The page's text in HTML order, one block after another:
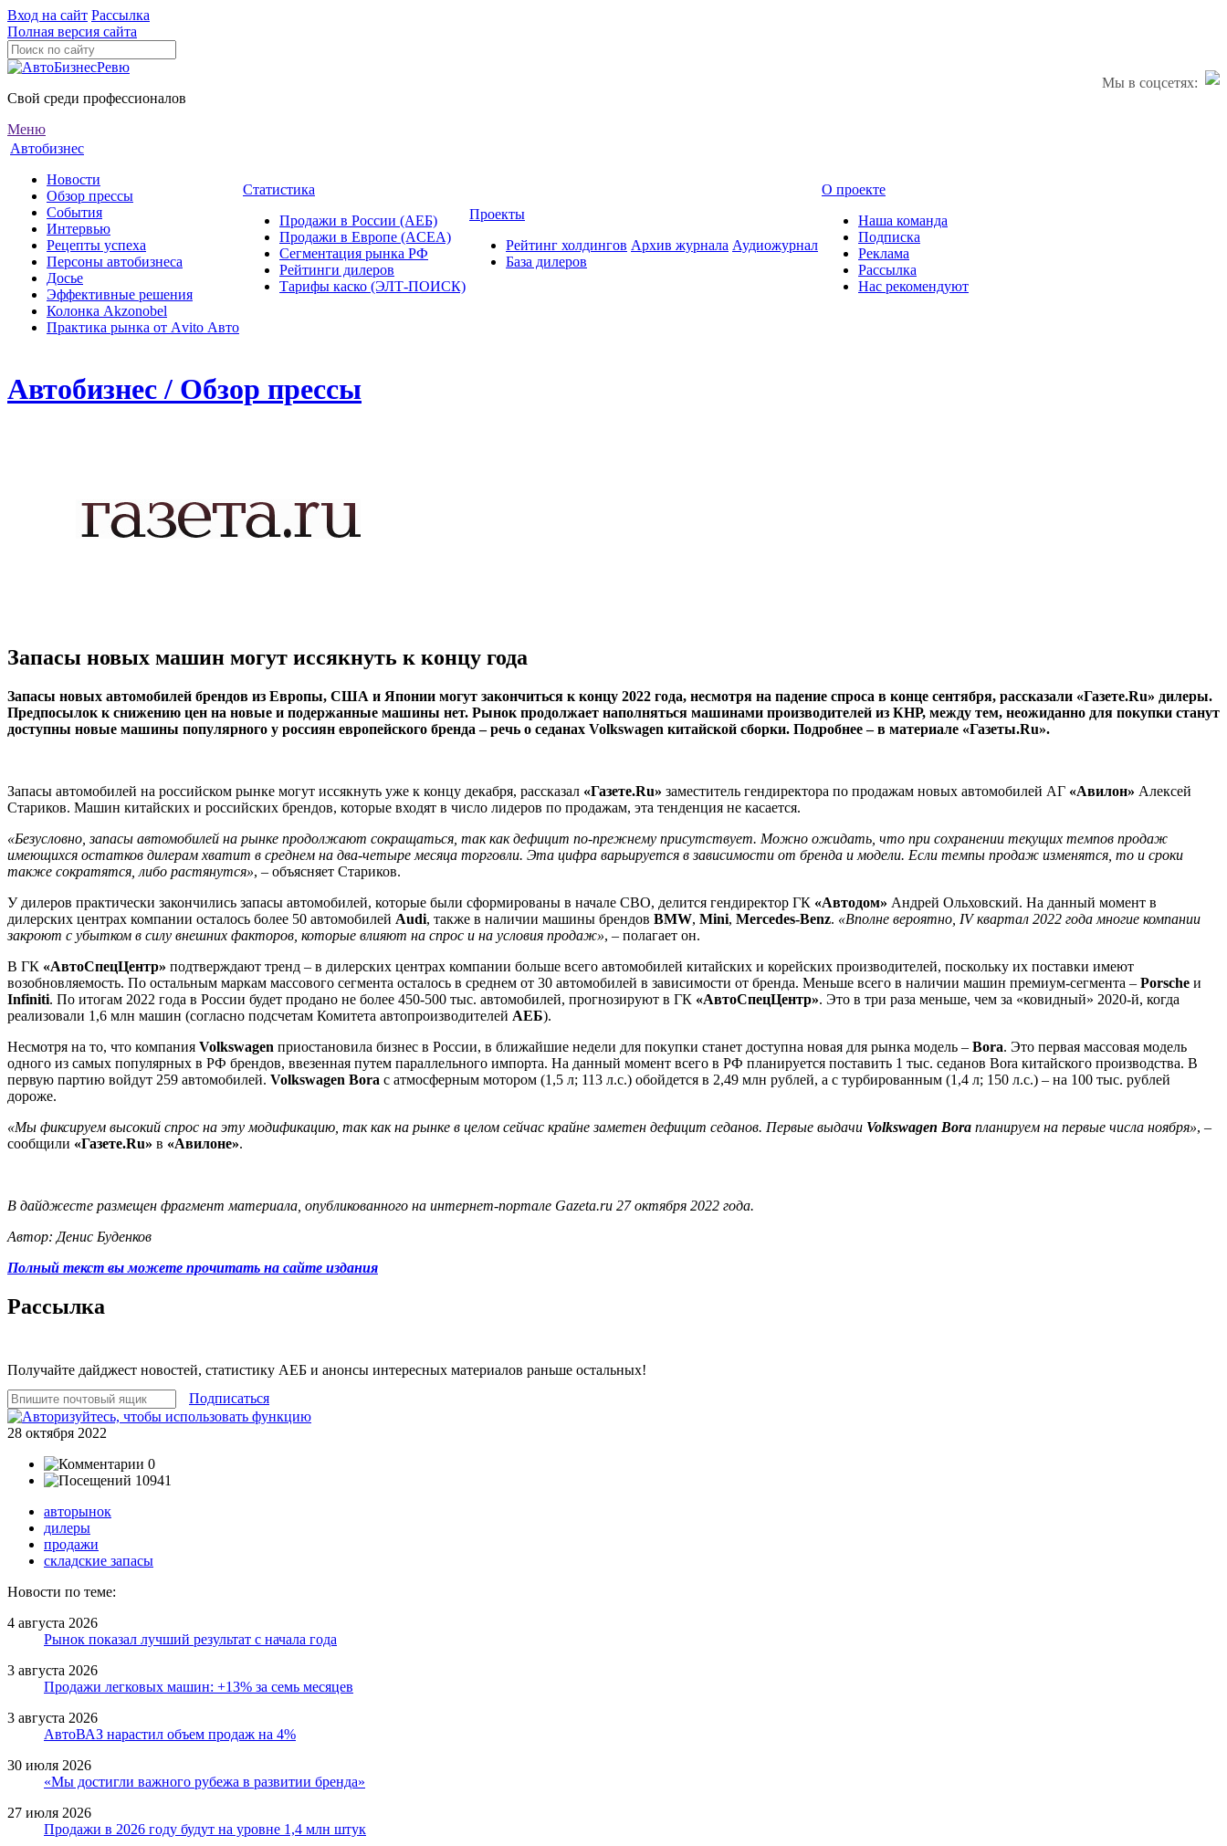
Вход на сайт Рассылка
Полная версия сайта
Мы в соцсетях:
Свой среди профессионалов
Меню
Автобизнес
Новости
Обзор прессы
События
Интервью
Рецепты успеха
Персоны автобизнеса
Досье
Эффективные решения
Колонка Akzonobel
Практика рынка от Аvito Авто
Статистика
Продажи в России (АЕБ)
Продажи в Европе (ACEA)
Сегментация рынка РФ
Рейтинги дилеров
Тарифы каско (ЭЛТ-ПОИСК)
Проекты
Рейтинг холдингов
База дилеров
Архив журнала Аудиожурнал
О проекте
Наша команда
Подписка
Реклама
Рассылка
Нас рекомендуют
Автобизнес / Обзор прессы
Запасы новых машин могут иссякнуть к концу года
Запасы новых автомобилей брендов из Европы, США и Японии могут закончиться к концу 2022 года, несмотря на падение спроса в конце сентября, рассказали «Газете.Ru» дилеры.
Предпосылок к снижению цен на новые и подержанные машины нет. Рынок продолжает наполняться машинами производителей из КНР, между тем, неожиданно для покупки станут
доступны новые машины популярного у россиян европейского бренда – речь о седанах Volkswagen китайской сборки. Подробнее – в материале «Газеты.Ru».
Запасы автомобилей на российском рынке могут иссякнуть уже к концу декабря, рассказал «Газете.Ru» заместитель гендиректора по продажам новых автомобилей АГ «Авилон» Алексей
Стариков. Машин китайских и российских брендов, которые входят в число лидеров по продажам, эта тенденция не касается.
«Безусловно, запасы автомобилей на рынке продолжают сокращаться, так как дефицит по-прежнему присутствует. Можно ожидать, что при сохранении текущих темпов продаж
имеющихся остатков дилерам хватит в среднем на два-четыре месяца торговли. Эта цифра варьируется в зависимости от бренда и модели. Если темпы продаж изменятся, то и сроки
также сократятся, либо растянутся», – объясняет Стариков.
У дилеров практически закончились запасы автомобилей, которые были сформированы в начале СВО, делится гендиректор ГК «Автодом» Андрей Ольховский. На данный момент в
дилерских центрах компании осталось более 50 автомобилей Audi, также в наличии машины брендов BMW, Mini, Mercedes-Benz. «Вполне вероятно, IV квартал 2022 года многие компании
закроют с убытком в силу внешних факторов, которые влияют на спрос и на условия продаж», – полагает он.
В ГК «АвтоСпецЦентр» подтверждают тренд – в дилерских центрах компании больше всего автомобилей китайских и корейских производителей, поскольку их поставки имеют
возобновляемость. По остальным маркам массового сегмента осталось в среднем от 30 автомобилей в зависимости от бренда. Меньше всего в наличии машин премиум-сегмента – Porsche и
Infiniti. По итогам 2022 года в России будет продано не более 450-500 тыс. автомобилей, прогнозируют в ГК «АвтоСпецЦентр». Это в три раза меньше, чем за «ковидный» 2020-й, когда
реализовали 1,6 млн машин (согласно подсчетам Комитета автопроизводителей АЕБ).
Несмотря на то, что компания Volkswagen приостановила бизнес в России, в ближайшие недели для покупки станет доступна новая для рынка модель – Bora. Это первая массовая модель
одного из самых популярных в РФ брендов, ввезенная путем параллельного импорта. На данный момент всего в РФ планируется поставить 1 тыс. седанов Bora китайского производства. В
первую партию войдут 259 автомобилей. Volkswagen Bora с атмосферным мотором (1,5 л; 113 л.с.) обойдется в 2,49 млн рублей, а с турбированным (1,4 л; 150 л.с.) – на 100 тыс. рублей
дороже.
«Мы фиксируем высокий спрос на эту модификацию, так как на рынке в целом сейчас крайне заметен дефицит седанов. Первые выдачи Volkswagen Bora планируем на первые числа ноября», –
сообщили «Газете.Ru» в «Авилоне».
В дайджесте размещен фрагмент материала, опубликованного на интернет-портале Gazeta.ru 27 октября 2022 года.
Автор: Денис Буденков
Полный текст вы можете прочитать на сайте издания
Рассылка
Получайте дайджест новостей, статистику АЕБ и анонсы интересных материалов раньше остальных!
Подписаться
28 октября 2022
0
10941
авторынок
дилеры
продажи
складские запасы
Новости по теме:
4 августа 2026
Рынок показал лучший результат с начала года
3 августа 2026
Продажи легковых машин: +13% за семь месяцев
3 августа 2026
АвтоВАЗ нарастил объем продаж на 4%
30 июля 2026
«Мы достигли важного рубежа в развитии бренда»
27 июля 2026
Продажи в 2026 году будут на уровне 1,4 млн штук